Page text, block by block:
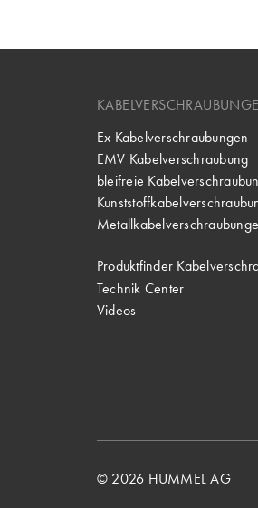
Ex Kabelverschraubungen
EMV Kabelverschraubung
bleifreie
Produktfinder
Technik Center
Videos
© 2026 HUMMEL AG